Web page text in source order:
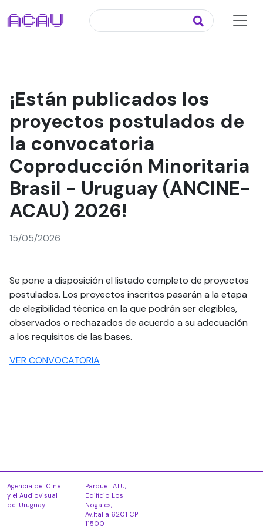
¡Están publicados los
proyectos postulados de
la convocatoria
Coproducción Minoritaria
Brasil - Uruguay (ANCINE-
ACAU) 2026!
15/05/2026
Se pone a disposición el listado completo de proyectos
postulados. Los proyectos inscritos pasarán a la etapa
de elegibilidad técnica en la que podrán ser elegibles,
observados o rechazados de acuerdo a su adecuación
a los requisitos de las bases.
VER CONVOCATORIA
Agencia del Cine
y el Audiovisual
del Uruguay
Parque LATU,
Edificio Los
Nogales,
Av.Italia 6201 CP
11500